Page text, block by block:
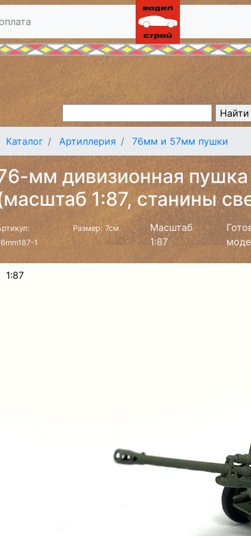
Каталог Артиллерия 76мм и 57мм пушки
мм дивизионная пушка
1:87, станины
1
Размер: 7см
Масштаб
1:87
1:87